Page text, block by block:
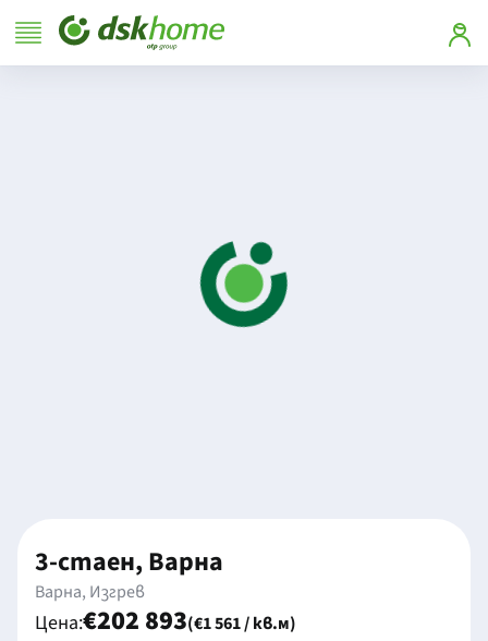
3-стаен, Варна
Варна, Изгрев
Цена:€202 893(€1 561 / кв.м)